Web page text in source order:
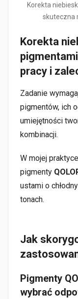
Korekta
skuteczna
Korekta
pigmentami
pracy i
Zadanie
pigmentów, ich
umiejętności
kombinacji.
W mojej
pigmenty
ustami o
tonach.
Jak
Pigmenty
wybrać